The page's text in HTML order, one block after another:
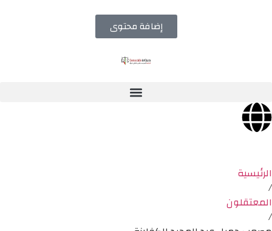
إضافة محتوى
الرئيسية
/
المعتقلون
/